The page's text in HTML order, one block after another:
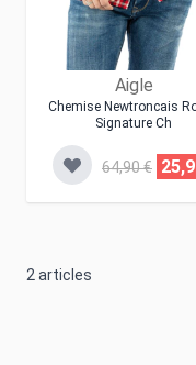
Aigle
Chemise Newtroncais
Signature Ch
64,90 €
2articles